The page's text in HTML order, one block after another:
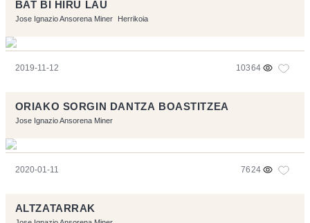
BAT BI HIRU LAU
Jose Ignazio Ansorena Miner Herrikoia
2019-11-12 10364
ORIAKO SORGIN DANTZA BOASTITZEA
Jose Ignazio Ansorena Miner
2020-01-11 7624
ALTZATARRAK